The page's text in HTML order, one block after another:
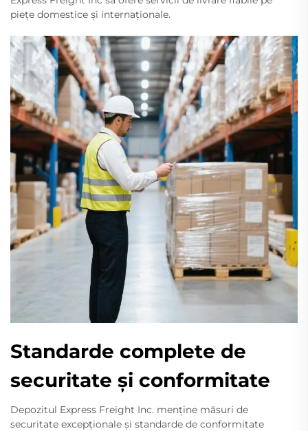
piețe domestice și internaționale.
Standarde complete de
securitate și conformitate
Depozitul Express Freight Inc. menţine măsuri de
securitate excepţionale şi standarde de conformitate